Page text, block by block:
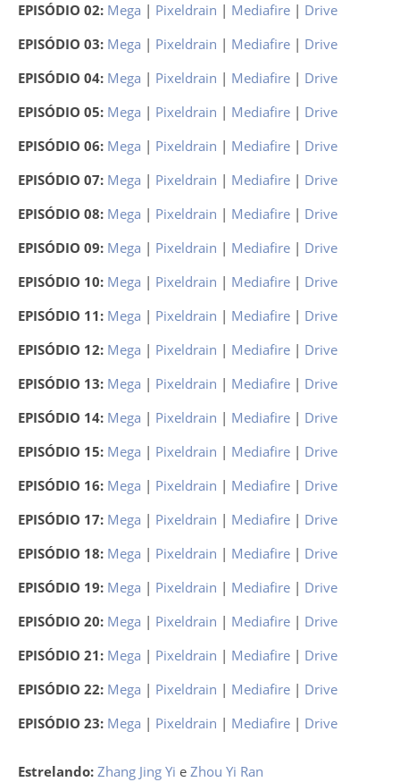
EPISÓDIO 02: Mega | Pixeldrain | Mediafire | Drive
EPISÓDIO 03: Mega | Pixeldrain | Mediafire | Drive
EPISÓDIO 04: Mega | Pixeldrain | Mediafire | Drive
EPISÓDIO 05: Mega | Pixeldrain | Mediafire | Drive
EPISÓDIO 06: Mega | Pixeldrain | Mediafire | Drive
EPISÓDIO 07: Mega | Pixeldrain | Mediafire | Drive
EPISÓDIO 08: Mega | Pixeldrain | Mediafire | Drive
EPISÓDIO 09: Mega | Pixeldrain | Mediafire | Drive
EPISÓDIO 10: Mega | Pixeldrain | Mediafire | Drive
EPISÓDIO 11: Mega | Pixeldrain | Mediafire | Drive
EPISÓDIO 12: Mega | Pixeldrain | Mediafire | Drive
EPISÓDIO 13: Mega | Pixeldrain | Mediafire | Drive
EPISÓDIO 14: Mega | Pixeldrain | Mediafire | Drive
EPISÓDIO 15: Mega | Pixeldrain | Mediafire | Drive
EPISÓDIO 16: Mega | Pixeldrain | Mediafire | Drive
EPISÓDIO 17: Mega | Pixeldrain | Mediafire | Drive
EPISÓDIO 18: Mega | Pixeldrain | Mediafire | Drive
EPISÓDIO 19: Mega | Pixeldrain | Mediafire | Drive
EPISÓDIO 20: Mega | Pixeldrain | Mediafire | Drive
EPISÓDIO 21: Mega | Pixeldrain | Mediafire | Drive
EPISÓDIO 22: Mega | Pixeldrain | Mediafire | Drive
EPISÓDIO 23: Mega | Pixeldrain | Mediafire | Drive
Estrelando: Zhang Jing Yi e Zhou Yi Ran